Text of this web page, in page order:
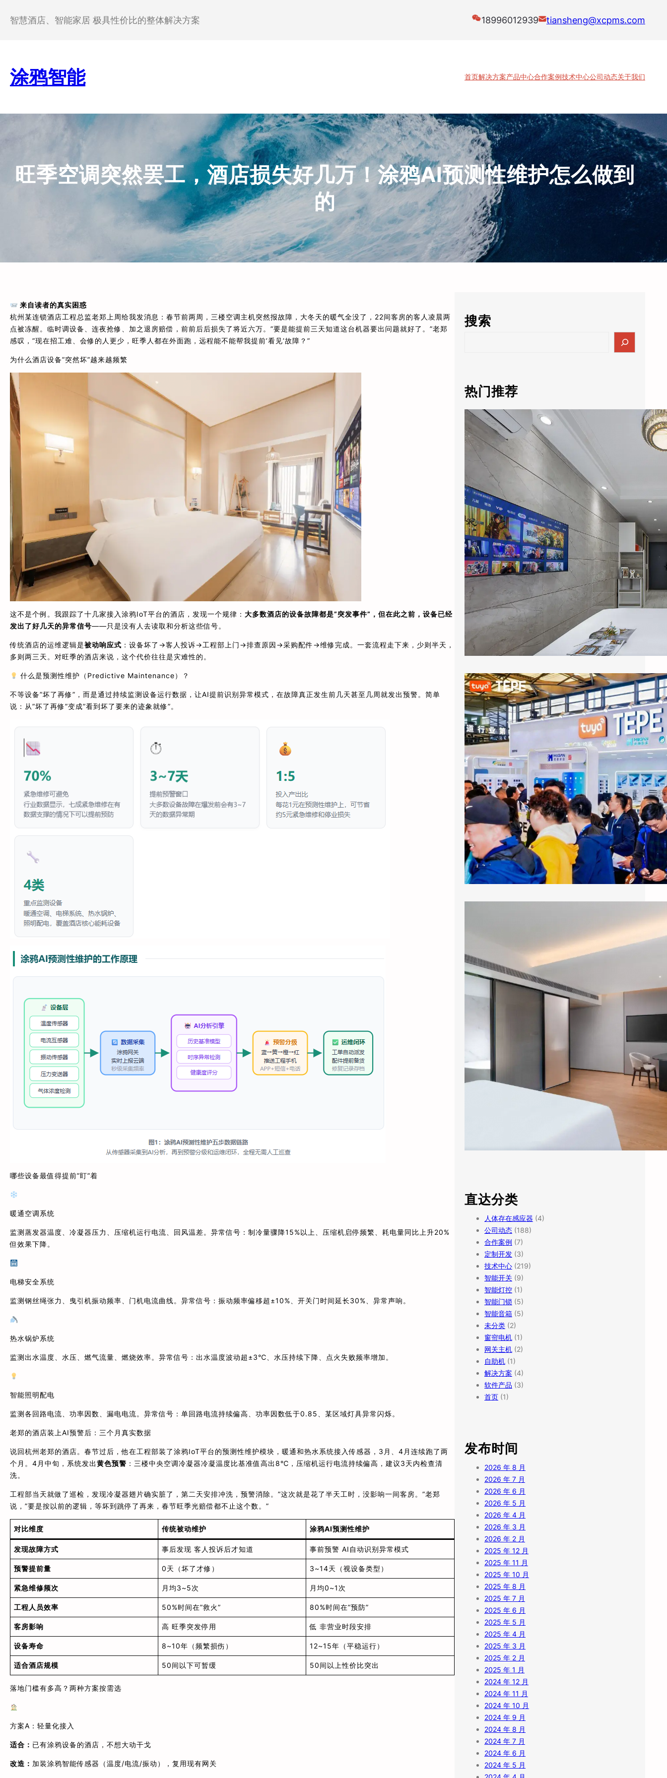
智慧酒店、智能家居 极具性价比的整体解决方案 18996012939 tiansheng@xcpms.com
涂鸦智能 首页解决方案产品中心合作案例技术中心公司动态关于我们
旺季空调突然罢工，酒店损失好几万！涂鸦AI预测性维护怎么做到
的
来自读者的真实困惑
杭州某连锁酒店工程总监老郑上周给我发消息：春节前两周，三楼空调主机突然报故障，大冬天的暖气全没了，22间客房的客人凌晨两
点被冻醒。临时调设备、连夜抢修、加之退房赔偿，前前后后损失了将近六万。”要是能提前三天知道这台机器要出问题就好了。”老郑
感叹，”现在招工难、会修的人更少，旺季人都在外面跑，远程能不能帮我提前’看见’故障？”
为什么酒店设备”突然坏”越来越频繁
这不是个例。我跟踪了十几家接入涂鸦IoT平台的酒店，发现一个规律： 大多数酒店的设备故障都是”突发事件”，但在此之前，设备已经
发出了好几天的异常信号——只是没有人去读取和分析这些信号。
传统酒店的运维逻辑是被动响应式 ：设备坏了→客人投诉→工程部上门→排查原因→采购配件→维修完成。一套流程走下来，少则半天，
多则两三天。对旺季的酒店来说，这个代价往往是灾难性的。
什么是预测性维护（Predictive Maintenance）？
不等设备”坏了再修”，而是通过持续监测设备运行数据，让AI提前识别异常模式，在故障真正发生前几天甚至几周就发出预警。简单
说：从”坏了再修”变成”看到坏了要来的迹象就修”。
哪些设备最值得提前”盯”着
暖通空调系统
监测蒸发器温度、冷凝器压力、压缩机运行电流、回风温差。异常信号：制冷量骤降15%以上、压缩机启停频繁、耗电量同比上升20%
但效果下降。
电梯安全系统
监测钢丝绳张力、曳引机振动频率、门机电流曲线。异常信号：振动频率偏移超±10%、开关门时间延长30%、异常声响。
热水锅炉系统
监测出水温度、水压、燃气流量、燃烧效率。异常信号：出水温度波动超±3℃、水压持续下降、点火失败频率增加。
智能照明配电
监测各回路电流、功率因数、漏电电流。异常信号：单回路电流持续偏高、功率因数低于0.85、某区域灯具异常闪烁。
老郑的酒店装上AI预警后：三个月真实数据
说回杭州老郑的酒店。春节过后，他在工程部装了涂鸦IoT平台的预测性维护模块，暖通和热水系统接入传感器，3月、4月连续跑了两
个月。4月中旬，系统发出黄色预警 ：三楼中央空调冷凝器冷凝温度比基准值高出8℃，压缩机运行电流持续偏高，建议3天内检查清
洗。
工程部当天就做了巡检，发现冷凝器翅片确实脏了，第二天安排冲洗，预警消除。”这次就是花了半天工时，没影响一间客房。”老郑
说，”要是按以前的逻辑，等坏到跳停了再来，春节旺季光赔偿都不止这个数。”
对比维度 传统被动维护 涂鸦AI预测性维护
发现故障方式 事后发现 客人投诉后才知道 事前预警 AI自动识别异常模式
预警提前量 0天（坏了才修） 3~14天（视设备类型）
紧急维修频次 月均3~5次 月均0~1次
工程人员效率 50%时间在”救火” 80%时间在”预防”
客房影响 高 旺季突发停用 低 非营业时段安排
设备寿命 8~10年（频繁损伤） 12~15年（平稳运行）
适合酒店规模 50间以下可暂缓 50间以上性价比突出
落地门槛有多高？两种方案按需选
方案A：轻量化接入
适合： 已有涂鸦设备的酒店，不想大动干戈
改造： 加装涂鸦智能传感器（温度/电流/振动），复用现有网关
搜索
c
h
热门推荐
2026年6月，杭州黄龙饭店管理集团干了一件
让同行看不懂的事：他们把旗下”黄龙旅行家”
…
涂鸦智能以AI蓝牙直连方案切入酒店赛道：去中心化架构破解智能化改造三大痛点
2026上海国际酒店展期间，涂鸦智能
（NYSE：TUYA，HKEX：2391）的展区成为
E7馆人气最旺的展位之…
今年五一，全国县域酒店预订量同比暴涨
114%，部分南方县城涨幅超过3倍。但一个尴
尬的现实是：这些撑起半边天的县…
直达分类
人体存在感应器 (4)
公司动态 (188)
合作案例 (7)
定制开发 (3)
技术中心 (219)
智能开关 (9)
智能灯控 (1)
智能门锁 (5)
智能音箱 (5)
未分类 (2)
窗帘电机 (1)
网关主机 (2)
自助机 (1)
解决方案 (4)
软件产品 (3)
首页 (1)
发布时间
2026 年 8 月
2026 年 7 月
2026 年 6 月
2026 年 5 月
2026 年 4 月
2026 年 3 月
2026 年 2 月
2025 年 12 月
2025 年 11 月
2025 年 10 月
2025 年 8 月
2025 年 7 月
2025 年 6 月
2025 年 5 月
2025 年 4 月
2025 年 3 月
2025 年 2 月
2025 年 1 月
2024 年 12 月
2024 年 11 月
2024 年 10 月
2024 年 9 月
2024 年 8 月
2024 年 7 月
2024 年 6 月
2024 年 5 月